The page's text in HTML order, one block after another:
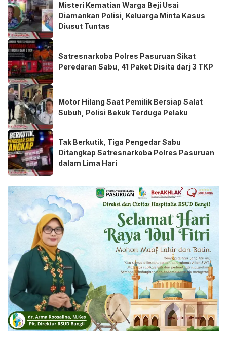
Misteri Kematian Warga Beji Usai
Diamankan Polisi, Keluarga Minta Kasus
Diusut Tuntas
Satresnarkoba Polres Pasuruan Sikat
Peredaran Sabu, 41 Paket Disita darj 3 TKP
Motor Hilang Saat Pemilik Bersiap Salat
Subuh, Polisi Bekuk Terduga Pelaku
Tak Berkutik, Tiga Pengedar Sabu
Ditangkap Satresnarkoba Polres Pasuruan
dalam Lima Hari